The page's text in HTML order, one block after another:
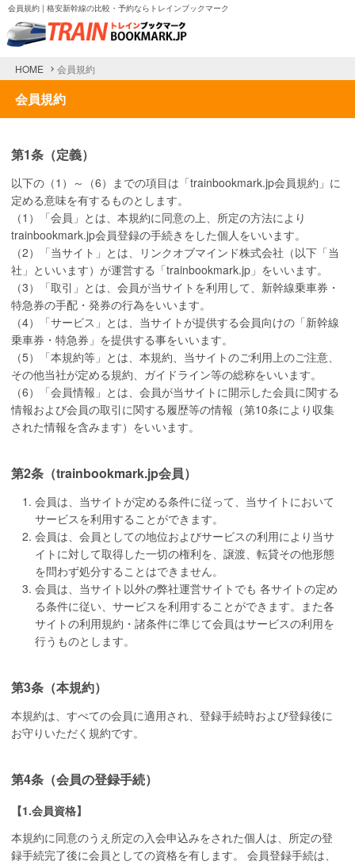
会員規約 | 格安新幹線の比較・予約ならトレインブックマーク
HOME 会員規約
会員規約
第1条（定義）
以下の（1）～（6）までの項目は「trainbookmark.jp会員規約」に
定める意味を有するものとします。
（1）「会員」とは、本規約に同意の上、所定の方法により
trainbookmark.jp会員登録の手続きをした個人をいいます。
（2）「当サイト」とは、リンクオブマインド株式会社（以下「当
社」といいます）が運営する「trainbookmark.jp」をいいます。
（3）「取引」とは、会員が当サイトを利用して、新幹線乗車券・
特急券の手配・発券の行為をいいます。
（4）「サービス」とは、当サイトが提供する会員向けの「新幹線
乗車券・特急券」を提供する事をいいます。
（5）「本規約等」とは、本規約、当サイトのご利用上のご注意、
その他当社が定める規約、ガイドライン等の総称をいいます。
（6）「会員情報」とは、会員が当サイトに開示した会員に関する
情報および会員の取引に関する履歴等の情報（第10条により収集
された情報を含みます）をいいます。
第2条（trainbookmark.jp会員）
会員は、当サイトが定める条件に従って、当サイトにおいて
サービスを利用することができます。
会員は、会員としての地位およびサービスの利用により当サ
イトに対して取得した一切の権利を、譲渡、転貸その他形態
を問わず処分することはできません。
会員は、当サイト以外の弊社運営サイトでも 各サイトの定め
る条件に従い、サービスを利用することができます。また各
サイトの利用規約・諸条件に準じて会員はサービスの利用を
行うものとします。
第3条（本規約）
本規約は、すべての会員に適用され、登録手続時および登録後に
お守りいただく規約です。
第4条（会員の登録手続）
【1.会員資格】
本規約に同意のうえ所定の入会申込みをされた個人は、所定の登
録手続完了後に会員としての資格を有します。 会員登録手続は、